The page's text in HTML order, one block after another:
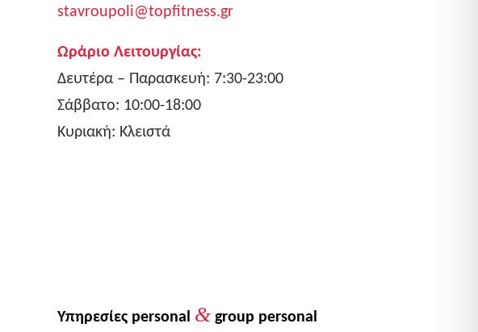
stavroupoli@topfitness.gr
Ωράριο Λειτουργίας:
Δευτέρα – Παρασκευή: 7:30-23:00
Σάββατο: 10:00-18:00
Κυριακή: Κλειστά
Υπηρεσίες personal &group personal